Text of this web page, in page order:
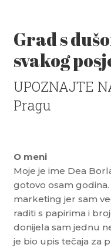
Grad s
svakog
UPOZNAJTE
Pragu
O meni
Moje je ime Dea
gotovo osam
marketing jer sam
raditi s papirima i
donijela sam jednu
je bio upis tečaja za